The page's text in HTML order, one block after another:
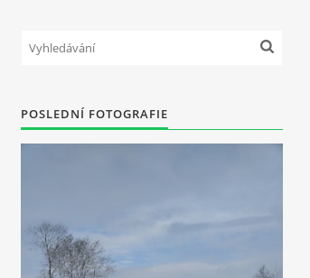
POSLEDNÍ FOTOGRAFIE